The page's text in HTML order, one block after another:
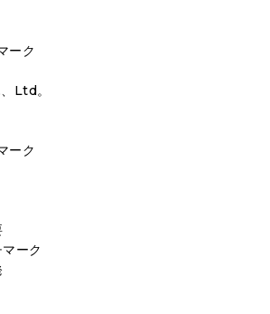
ーク
Ltd。
ーク
ーク